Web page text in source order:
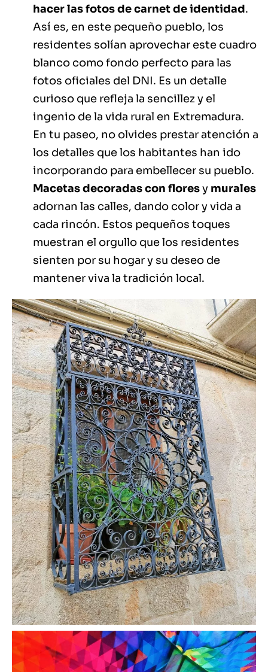
hacer las fotos de carnet de identidad.
Así es, en este pequeño pueblo, los
residentes solían aprovechar este cuadro
blanco como fondo perfecto para las
fotos oficiales del DNI. Es un detalle
curioso que refleja la sencillez y el
ingenio de la vida rural en Extremadura.
En tu paseo, no olvides prestar atención a
los detalles que los habitantes han ido
incorporando para embellecer su pueblo.
Macetas decoradas con floresy murales
adornan las calles, dando color y vida a
cada rincón. Estos pequeños toques
muestran el orgullo que los residentes
sienten por su hogar y su deseo de
mantener viva la tradición local.